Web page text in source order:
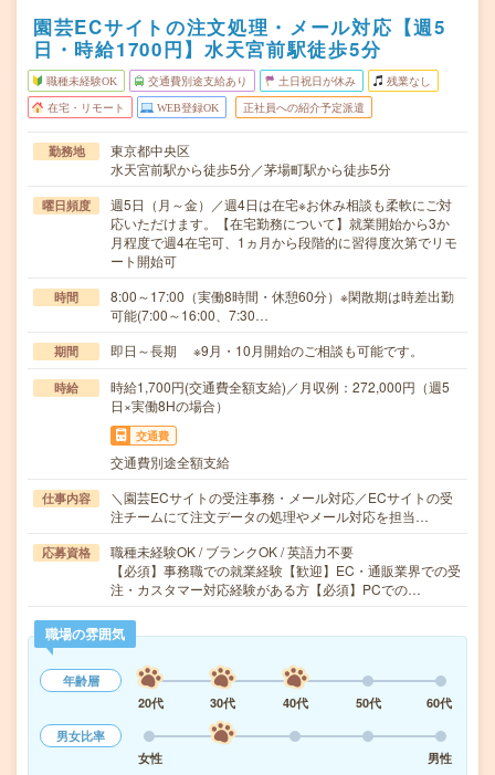
園芸ECサイトの注文処理・メール対応【週5
日・時給1700円】水天宮前駅徒歩5分
職種未経験OK 交通費別途支給あり 土日祝日が休み 残業なし
在宅・リモート WEB登録OK 正社員への紹介予定派遣
勤務地
東京都中央区
水天宮前駅から徒歩5分／茅場町駅から徒歩5分
曜日頻度
週5日（月～金）／週4日は在宅※お休み相談も柔軟にご対
応いただけます。【在宅勤務について】就業開始から3か
月程度で週4在宅可、1ヵ月から段階的に習得度次第でリモ
ート開始可
時間
8:00～17:00（実働8時間・休憩60分）※閑散期は時差出勤
可能(7:00～16:00、7:30…
期間 即日～長期 ※9月・10月開始のご相談も可能です。
時給
時給1,700円(交通費全額支給)／月収例：272,000円（週5
日×実働8Hの場合）
交通費
交通費別途全額支給
仕事内容
＼園芸ECサイトの受注事務・メール対応／ECサイトの受
注チームにて注文データの処理やメール対応を担当…
応募資格
職種未経験OK / ブランクOK / 英語力不要
【必須】事務職での就業経験【歓迎】EC・通販業界での受
注・カスタマー対応経験がある方【必須】PCでの…
職場の雰囲気
年齢層
20代
30代 40代 50代
60代
男女比率
女性
男性